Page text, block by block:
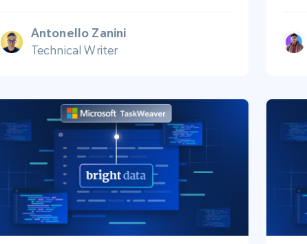
Antonello Zanini
Technical Writer